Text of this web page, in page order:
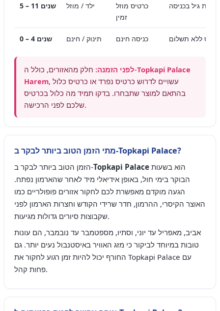
5 – 11 שנים ילד / מוזל
כרטיס מוזל
זמין
0 – 4 שנים תינוק / חינם כניסה חינם
לפני הזמנה:חלק מהאזורים, כולל ה-Topkapi Palace
Harem, עשויים לדרוש כרטיס נפרד או כרטיס כלול
בהתאם למוצר שתבחרו. בדקו תמיד מה כלול בכרטיס
שלכם לפני הרכישה.
מתי הזמן הטוב ביותר לבקר ב-Topkapi Palace?
הזמן הטוב ביותר לבקר ב-Topkapi Palace
הבוקר בימי חול, באופן אידיאלי מיד לאחר שהארמון נפתח.
הגעה מוקדם מאפשרת לכם לחקור אזורים פופולריים כמו
האוצר הקיסרי, ההרמון, חדר שרידי הקודש וחצרות הארמון לפני
שקבוצות סיורים גדולות מגיעות.
אביב, מאפריל עד יוני, וסתיו, מספטמבר עד נובמבר, הם עונות
טובות במיוחד לביקור כי מזג האוויר באיסטנבול נעים יותר. גם
החורף יכול להיות זמן רגוע לחקור את Topkapi Palace עם
פחות קהל.